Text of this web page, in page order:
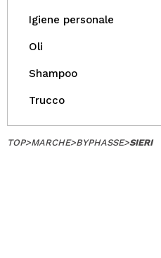
Igiene personale
Oli
Shampoo
Trucco
TOP>MARCHE>BYPHASSE>SIERI